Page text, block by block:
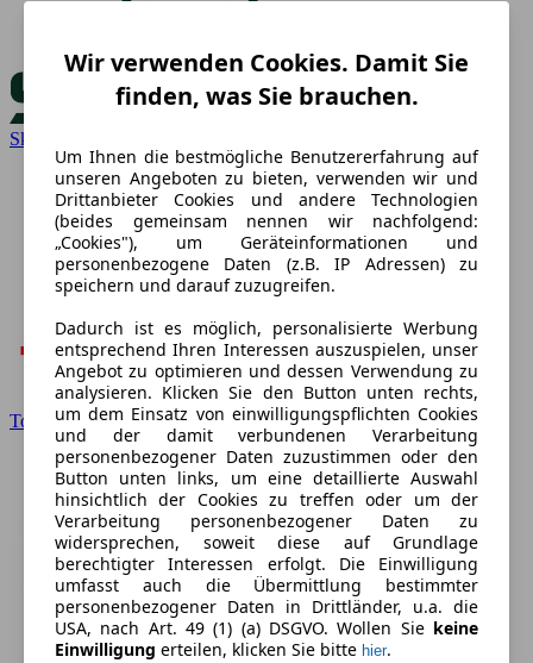
Skoda
Toyota
Wir verwenden Cookies. Damit Sie
finden, was Sie brauchen.
Um Ihnen die bestmögliche Benutzererfahrung auf
unseren Angeboten zu bieten, verwenden wir und
Drittanbieter Cookies und andere Technologien
(beides gemeinsam nennen wir nachfolgend:
„Cookies"), um Geräteinformationen und
personenbezogene Daten (z.B. IP Adressen) zu
speichern und darauf zuzugreifen.
Dadurch ist es möglich, personalisierte Werbung
entsprechend Ihren Interessen auszuspielen, unser
Angebot zu optimieren und dessen Verwendung zu
analysieren. Klicken Sie den Button unten rechts,
um dem Einsatz von einwilligungspflichten Cookies
und der damit verbundenen Verarbeitung
personenbezogener Daten zuzustimmen oder den
Button unten links, um eine detaillierte Auswahl
hinsichtlich der Cookies zu treffen oder um der
Verarbeitung personenbezogener Daten zu
widersprechen, soweit diese auf Grundlage
berechtigter Interessen erfolgt. Die Einwilligung
umfasst auch die Übermittlung bestimmter
personenbezogener Daten in Drittländer, u.a. die
USA, nach Art. 49 (1) (a) DSGVO. Wollen Sie keine
Einwilligung erteilen, klicken Sie bitte hier.